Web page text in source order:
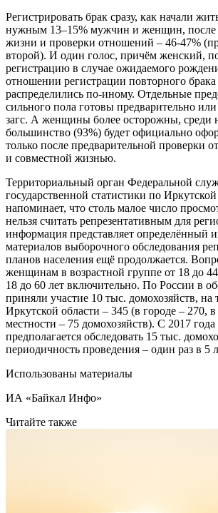
Регистрировать брак сразу, как начали
нужным 13–15% мужчин и женщин, после
жизни и проверки отношений – 46-47%
второй). И один голос, причём женский,
регистрацию в случае ожидаемого
отношении регистрации повторного брака
распределились по-иному. Отдельные
сильного пола готовы предварительно
загс. А женщины более осторожны, среди
большинство (93%) будет официально
только после предварительной проверки
и совместной жизнью.
Территориальный орган Федеральной
государственной статистики по
напоминает, что столь малое число
нельзя считать репрезентативным для
информация представляет определённый
материалов выборочного обследования
планов населения ещё продолжается.
женщинам в возрастной группе от 18 до
18 до 60 лет включительно. По России в
приняли участие 10 тыс. домохозяйств, на
Иркутской области – 345 (в городе – 270, в
местности – 75 домохозяйств). С 2017
предполагается обследовать 15 тыс.
периодичность проведения – один раз в 5
Использованы материалы
ИА «Байкал Инфо»
Читайте также